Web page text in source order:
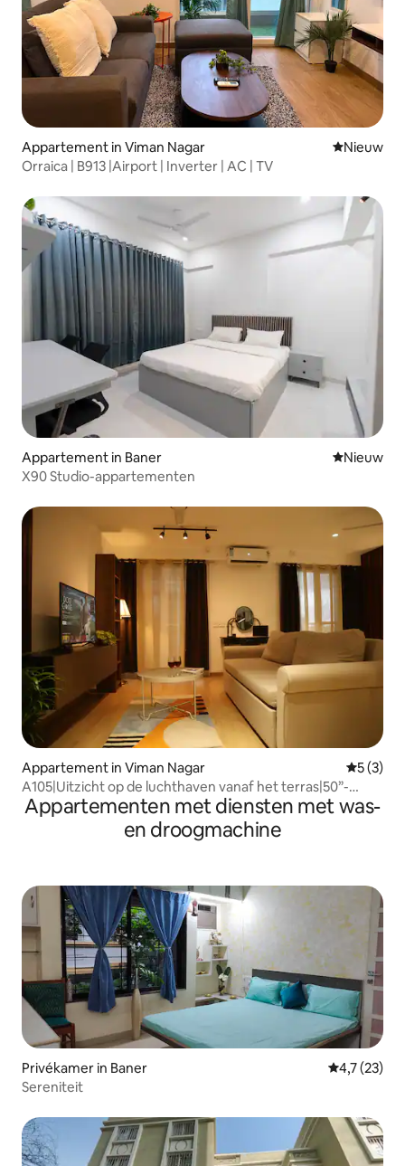
Appartement in Viman Nagar Nieuwe
Nieuw
Orraica | B913 |Airport | Inverter | AC | TV
Appartement in Baner Nieuwe
Nieuw
X90 Studio-appartementen
Appartement in Viman Nagar
5 (3)
A105|Uitzicht op de luchthaven vanaf het terras|50”-
tv|Koffiezetapparaat
Appartementen met diensten met was-
en droogmachine
Privékamer in Baner
4,7 (23)
Sereniteit